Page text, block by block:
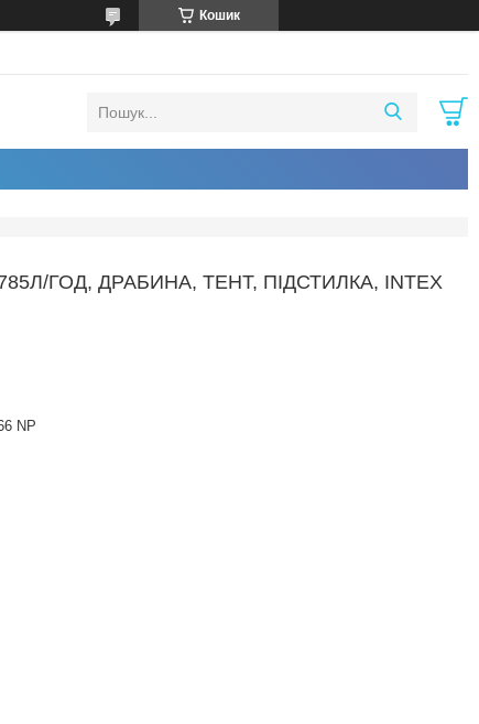
Кошик
ГОД, ДРАБИНА, ТЕНТ, ПІДСТИЛКА, INTEX
NP